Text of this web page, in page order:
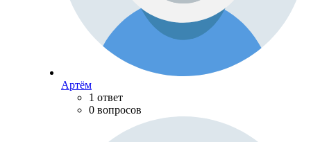
Артём
1 ответ
0 вопросов